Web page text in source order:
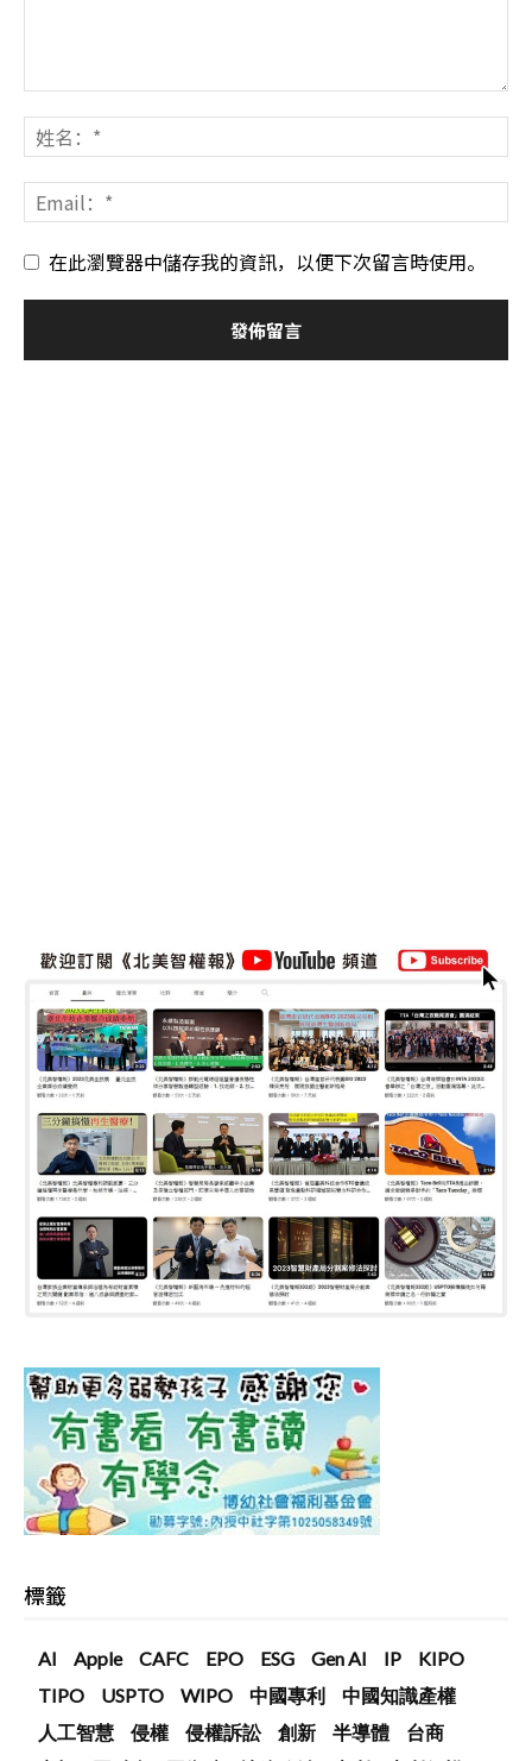
在此瀏覽器中儲存我的資訊，以便下次留言時使用。
標籤
AI Apple CAFC EPO ESG Gen AI IP
KIPO
TIPO
USPTO WIPO 中國專利
中國知識產權
人工智慧
侵權 侵權訴訟 創新 半導體
台商